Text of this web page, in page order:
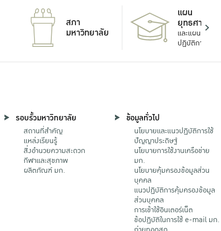
สภา
มหาวิทยาลัย
แผน
ยุทธศาสตร์
และแผน
ปฏิบัติการ
รอบรั้วมหาวิทยาลัย
สถานที่สำคัญ
แหล่งเรียนรู้
สิ่งอำนวยความสะดวก
กีฬาและสุขภาพ
ผลิตภัณฑ์ มก.
ข้อมูลทั่วไป
นโยบายและแนวปฏิบัติการใช้
ปัญญาประดิษฐ์
นโยบายการใช้งานเครือข่าย
มก.
นโยบายคุ้มครองข้อมูลส่วน
บุคคล
แนวปฏิบัติการคุ้มครองข้อมูล
ส่วนบุคคล
การเข้าใช้อินเตอร์เน็ต
ข้อปฏิบัติในการใช้ e-mail มก.